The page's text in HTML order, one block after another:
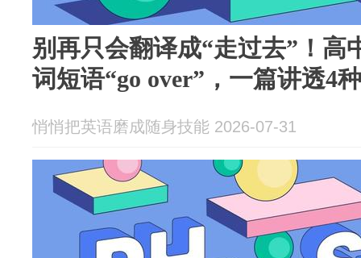
别再只会翻译成“走过去”！高
词短语“go over”，一篇讲透4
悄悄把英语磨成随身技能 2026-07-31